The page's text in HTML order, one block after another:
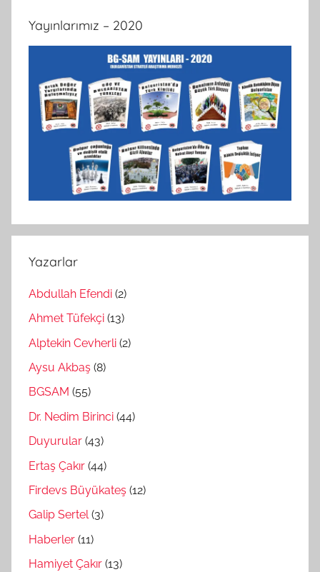
Yayınlarımız – 2020
Yazarlar
Abdullah Efendi (2)
Ahmet Tüfekçi (13)
Alptekin Cevherli (2)
Aysu Akbaş (8)
BGSAM (55)
Dr. Nedim Birinci (44)
Duyurular (43)
Ertaş Çakır (44)
Firdevs Büyükateş (12)
Galip Sertel(3)
Haberler (11)
Hamiyet Çakır (13)